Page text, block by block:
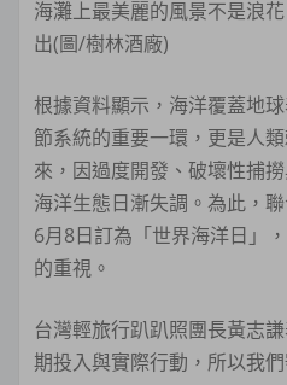
海灘上最美麗的風景不是浪
出(圖/樹林酒廠)
根據資料顯示，海洋覆蓋地
節系統的重要一環，更是人
來，因過度開發、破壞性捕
海洋生態日漸失調。為此，
6月8日訂為「世界海洋日」
的重視。
台灣輕旅行趴趴照團長黃志
期投入與實際行動，所以我